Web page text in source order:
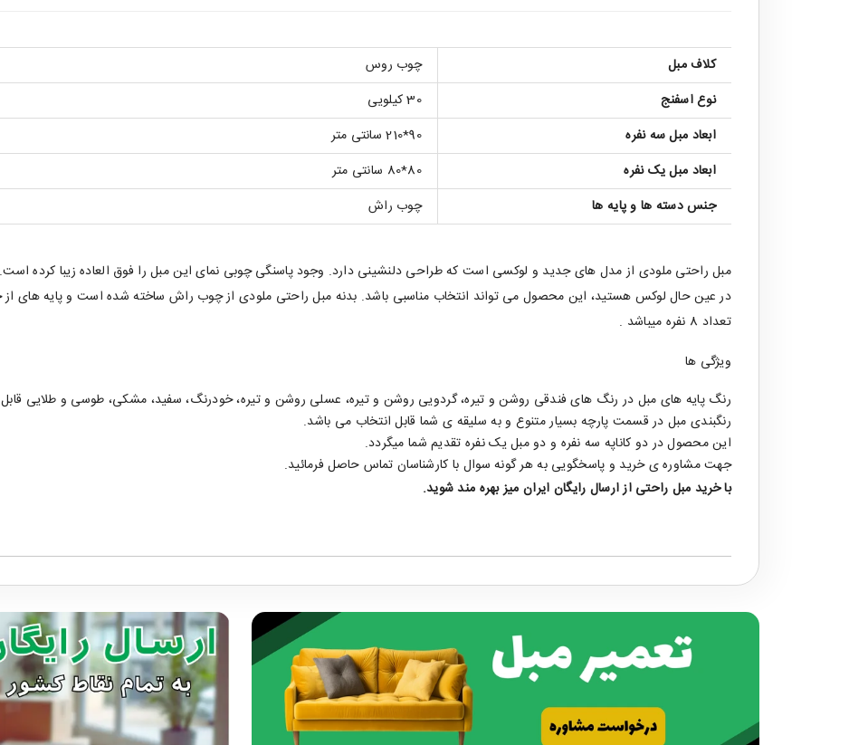
کلاف مبل
چوب روس
نوع اسفنج
30 کیلویی
ابعاد مبل سه نفره
90*210 سانتی متر
ابعاد مبل یک نفره
80*80 سانتی متر
جنس دسته ها و پایه ها
چوب راش
مبل راحتی ملودی از مدل های جدید و لوکسی است که طراحی دلنشینی دارد. وجود پاسنگی چوبی نمای این مبل را فوق العاده زیبا کرده است.
در عین حال لوکس هستید، این محصول می تواند انتخاب مناسبی باشد. بدنه مبل راحتی ملودی از چوب راش ساخته شده است و پایه
تعداد 8 نفره میباشد .
ویژگی ها
رنگ پایه های مبل در رنگ های فندقی روشن و تیره، گردویی روشن و تیره، عسلی روشن و تیره، خودرنگ، سفید، مشکی، طوسی و طلایی
رنگبندی مبل در قسمت پارچه بسیار متنوع و به سلیقه ی شما قابل انتخاب می باشد.
این محصول در دو کاناپه سه نفره و دو مبل یک نفره تقدیم شما میگردد.
جهت مشاوره ی خرید و پاسخگویی به هر گونه سوال با کارشناسان تماس حاصل فرمائید.
با خرید مبل راحتی از ارسال رایگان ایران میز بهره مند شوید.